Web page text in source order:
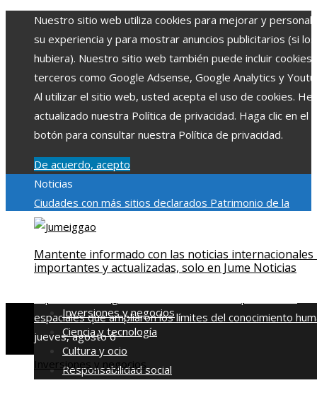
Nuestro sitio web utiliza cookies para mejorar y
su experiencia y para mostrar anuncios publicitarios (si los
hubiera). Nuestro sitio web también puede incluir cookies
terceros como Google Adsense, Google Analytics y
Al utilizar el sitio web, usted acepta el uso de cookies.
actualizado nuestra Política de privacidad. Haga clic en el
botón para consultar nuestra Política de privacidad.
De acuerdo, acepto
Noticias
Ciudades con más sitios declarados Patrimonio de la
Humanidad y su importancia
la inversión productiva y reducir la fragmentación
en Bosnia y Herzegovina
La gran depresión de 1929 y su
espaciales que ampliaron los límites del conocimiento
jueves, agosto 6
Mantente informado con las noticias internacionales
importantes y actualizadas, solo en Jume Noticias
Inversiones y negocios
Ciencia y tecnología
Cultura y ocio
Responsabilidad social
Inversiones y negocios